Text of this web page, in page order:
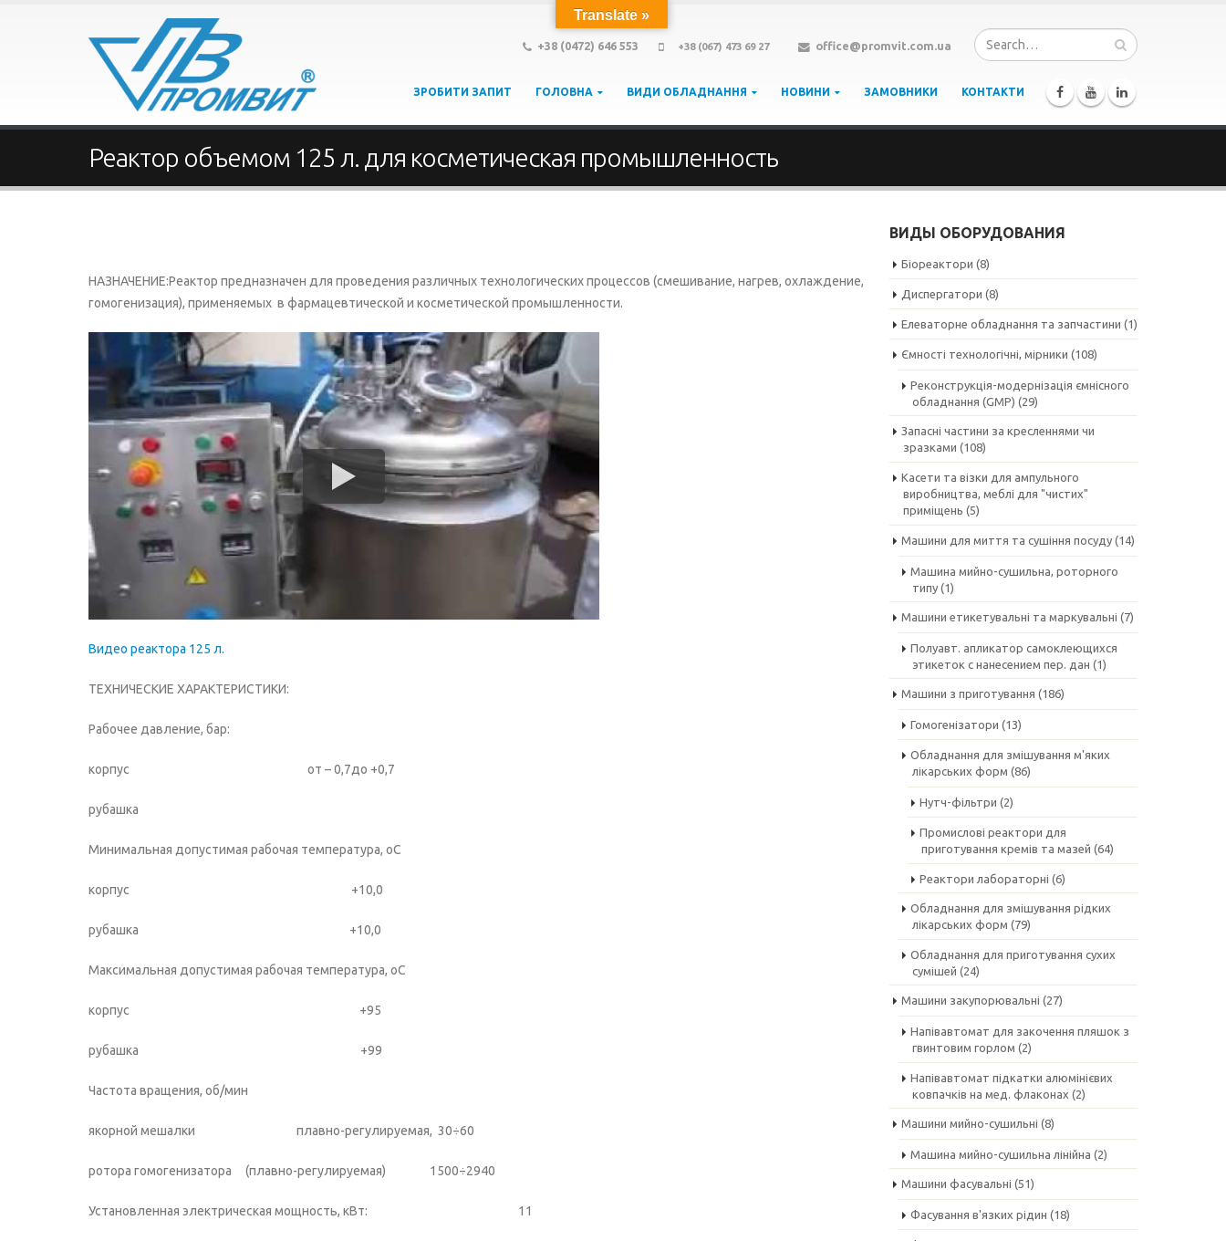
+38 (0472) 646 553 +38 (067) 473 69 27 office@promvit.com.ua
ЗРОБИТИ ЗАПИТ ГОЛОВНА ВИДИ ОБЛАДНАННЯ НОВИНИ ЗАМОВНИКИ КОНТАКТИ
Реактор объемом 125 л. для косметическая промышленность
НАЗНАЧЕНИЕ:Реактор предназначен для проведения различных технологических процессов (смешивание, нагрев, охлаждение,
гомогенизация), применяемых в фармацевтической и косметической промышленности.
Видео реактора 125 л.
ТЕХНИЧЕСКИЕ ХАРАКТЕРИСТИКИ:
Рабочее давление, бар:
корпус от – 0,7до +0,7
рубашка
Минимальная допустимая рабочая температура, оС
корпус +10,0
рубашка +10,0
Максимальная допустимая рабочая температура, оС
корпус +95
рубашка +99
Частота вращения, об/мин
якорной мешалки плавно-регулируемая, 30÷60
ротора гомогенизатора (плавно-регулируемая) 1500÷2940
Установленная электрическая мощность, кВт: 11
ВИДЫ ОБОРУДОВАНИЯ
Біореактори (8)
Диспергатори (8)
Елеваторне обладнання та запчастини (1)
Ємності технологічні, мірники (108)
Реконструкція-модернізація ємнісного
обладнання (GMP) (29)
Запасні частини за кресленнями чи
зразками (108)
Касети та візки для ампульного
виробництва, меблі для "чистих"
приміщень (5)
Машини для миття та сушіння посуду(14)
Машина мийно-сушильна, роторного
типу(1)
Машини етикетувальні та маркувальні (7)
Полуавт. апликатор самоклеющихся
этикеток с нанесением пер. дан (1)
Машини з приготування (186)
Гомогенізатори (13)
Обладнання для змішування м'яких
лікарських форм (86)
Нутч-фільтри (2)
Промислові реактори для
приготування кремів та мазей (64)
Реактори лабораторні (6)
Обладнання для змішування рідких
лікарських форм (79)
Обладнання для приготування сухих
сумішей (24)
Машини закупорювальні (27)
Напівавтомат для закочення пляшок з
гвинтовим горлом (2)
Напівавтомат підкатки алюмінієвих
ковпачків на мед. флаконах (2)
Машини мийно-сушильні (8)
Машина мийно-сушильна лінійна (2)
Машини фасувальні (51)
Фасування в'язких рідин (18)
Translate »